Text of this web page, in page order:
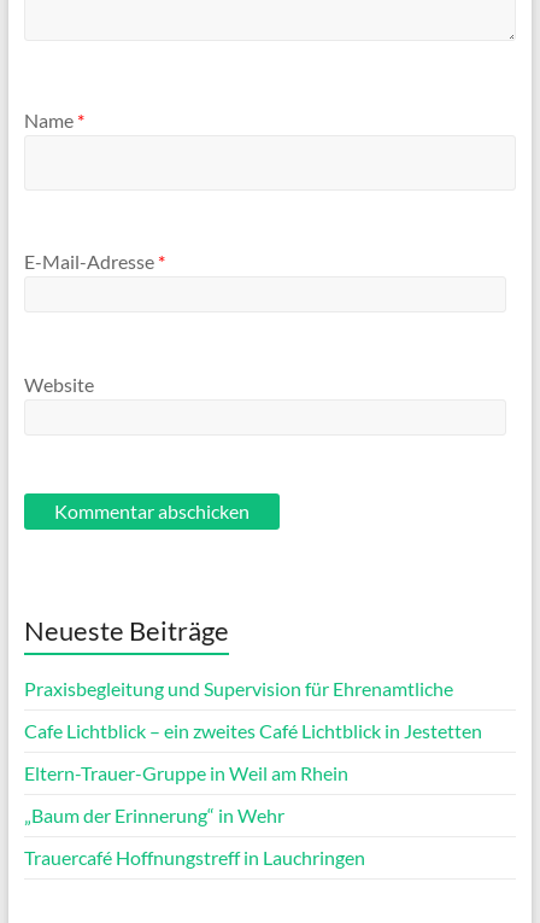
Name *
E-Mail-Adresse *
Website
Neueste Beiträge
Praxisbegleitung und Supervision für Ehrenamtliche
Cafe Lichtblick – ein zweites Café Lichtblick in Jestetten
Eltern-Trauer-Gruppe in Weil am Rhein
„Baum der Erinnerung“ in Wehr
Trauercafé Hoffnungstreff in Lauchringen